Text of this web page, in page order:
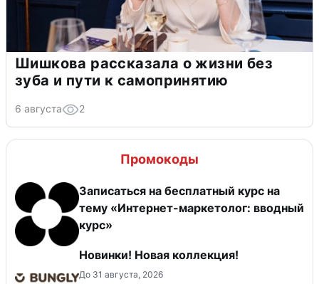
Шишкова рассказала о жизни без
зуба и пути к самопринятию
6 августа 2
Промокоды
Записаться на бесплатный курс на
тему «Интернет-маркетолог: вводный
курс»
Новинки! Новая коллекция!
До 31 августа, 2026